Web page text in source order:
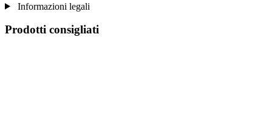
Informazioni legali
Prodotti consigliati